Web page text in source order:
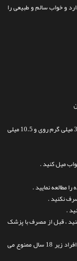
و خواب سالم و طبیعی را
هر وعده ( 3 کپسول ) حاوی 450 میلی گرم منیزیم ، 30 میلی گرم روی و 10.5 میلی
مطالعه نمایید .
.
، قبل از مصرف با پزشک
مصرف این محصول برای خانم های باردار و شیرده و افراد زیر 18 سال ممنوع می